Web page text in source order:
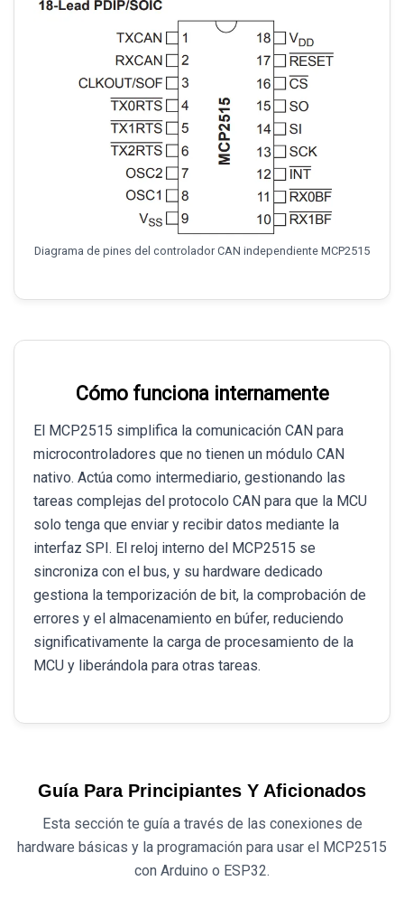
Diagrama de pines del controlador CAN independiente MCP2515
Cómo funciona internamente
El MCP2515 simplifica la comunicación CAN para
microcontroladores que no tienen un módulo CAN
nativo. Actúa como intermediario, gestionando las
tareas complejas del protocolo CAN para que la MCU
solo tenga que enviar y recibir datos mediante la
interfaz SPI. El reloj interno del MCP2515 se
sincroniza con el bus, y su hardware dedicado
gestiona la temporización de bit, la comprobación de
errores y el almacenamiento en búfer, reduciendo
significativamente la carga de procesamiento de la
MCU y liberándola para otras tareas.
Guía Para Principiantes Y Aficionados
Esta sección te guía a través de las conexiones de
hardware básicas y la programación para usar el MCP2515
con Arduino o ESP32.